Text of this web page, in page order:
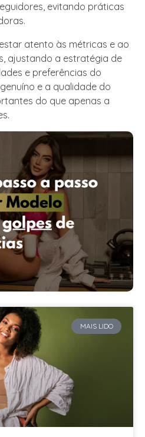
evitando práticas
atento às métricas e ao
ajustando a estratégia de
e preferências do
e a qualidade do
do que apenas a
MAIS LIDO